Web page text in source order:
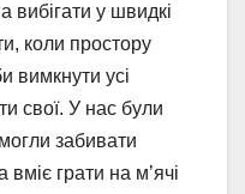
вибігати у швидкі
коли простору
вимкнути усі
свої. У нас були
забивати
грати на м’ячі